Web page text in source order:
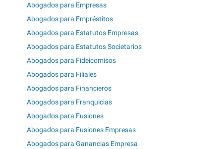
Abogados para Empresas
Abogados para Empréstitos
Abogados para Estatutos Empresas
Abogados para Estatutos Societarios
Abogados para Fideicomisos
Abogados para Filiales
Abogados para Financieros
Abogados para Franquicias
Abogados para Fusiones
Abogados para Fusiones Empresas
Abogados para Ganancias Empresa